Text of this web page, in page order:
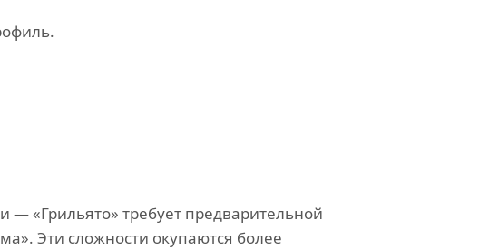
— «Грильято» требует предварительной
Эти сложности окупаются более